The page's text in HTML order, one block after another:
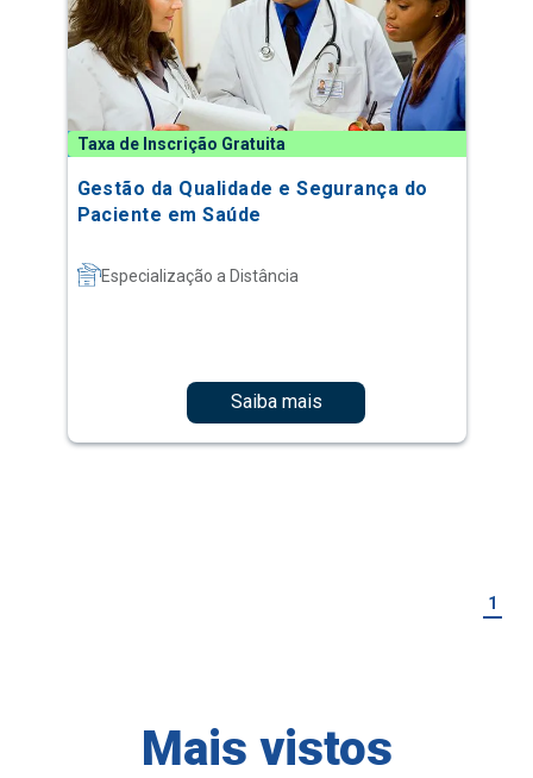
Taxa de Inscrição Gratuita
Gestão da Qualidade e Segurança do
Paciente em Saúde
Especialização a Distância
Saiba mais
1
Mais vistos